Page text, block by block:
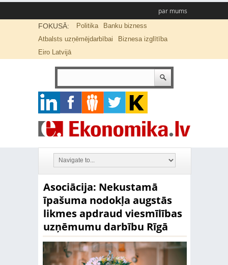
par mums
FOKUSĀ: Politika
Banku bizness
Atbalsts uzņēmējdarbībai
Biznesa izglītība
Eiro Latvijā
Asociācija: Nekustamā
īpašuma nodokļa augstās
likmes apdraud viesmīlības
uzņēmumu darbību Rīgā